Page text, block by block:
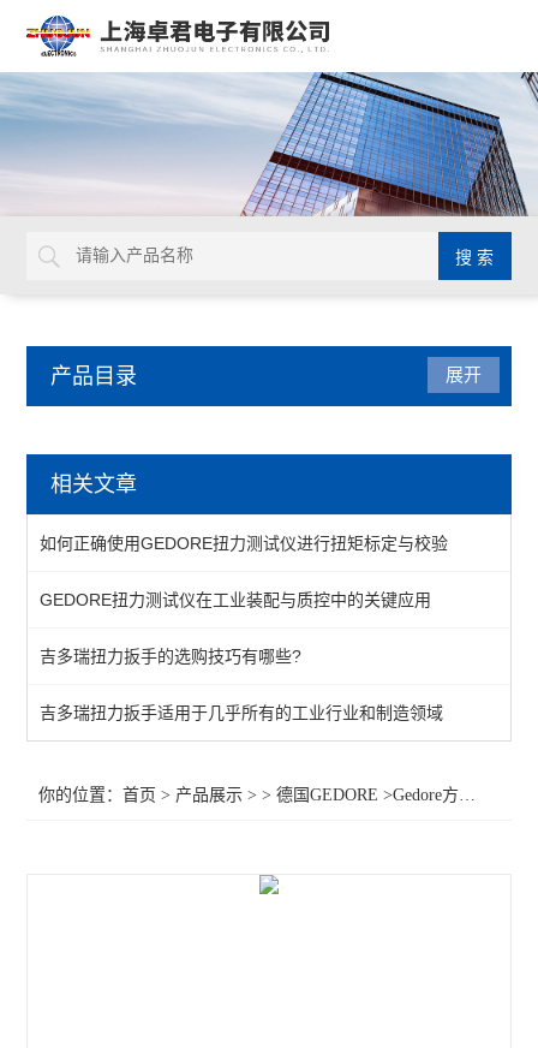
产品目录
延长杆
棘轮头
动态扭矩测试仪
扭力测试仪
接地螺柱扳手
展开
相关文章
如何正确使用GEDORE扭力测试仪进行扭矩标定与校验
GEDORE扭力测试仪在工业装配与质控中的关键应用
吉多瑞扭力扳手的选购技巧有哪些?
吉多瑞扭力扳手适用于几乎所有的工业行业和制造领域
你的位置：首页 > 产品展示 > >德国GEDORE >Gedore方形固定四方扳手头7612 扳子头7672630 扳子头7687900